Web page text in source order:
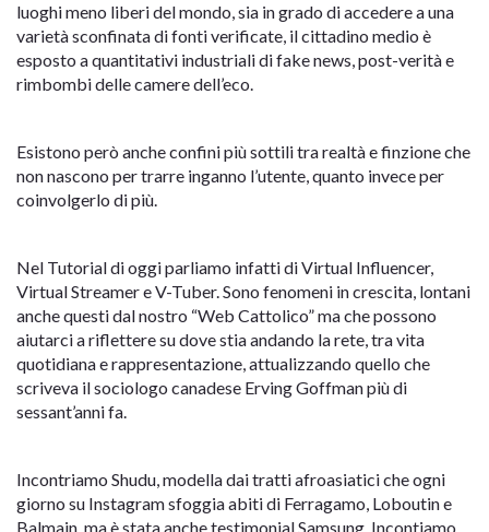
luoghi meno liberi del mondo, sia in grado di accedere a una
varietà sconfinata di fonti verificate, il cittadino medio è
esposto a quantitativi industriali di fake news, post-verità e
rimbombi delle camere dell’eco.
Esistono però anche confini più sottili tra realtà e finzione che
non nascono per trarre inganno l’utente, quanto invece per
coinvolgerlo di più.
Nel Tutorial di oggi parliamo infatti di Virtual Influencer,
Virtual Streamer e V-Tuber. Sono fenomeni in crescita, lontani
anche questi dal nostro “Web Cattolico” ma che possono
aiutarci a riflettere su dove stia andando la rete, tra vita
quotidiana e rappresentazione, attualizzando quello che
scriveva il sociologo canadese Erving Goffman più di
sessant’anni fa.
Incontriamo Shudu, modella dai tratti afroasiatici che ogni
giorno su Instagram sfoggia abiti di Ferragamo, Loboutin e
Balmain, ma è stata anche testimonial Samsung. Incontiamo